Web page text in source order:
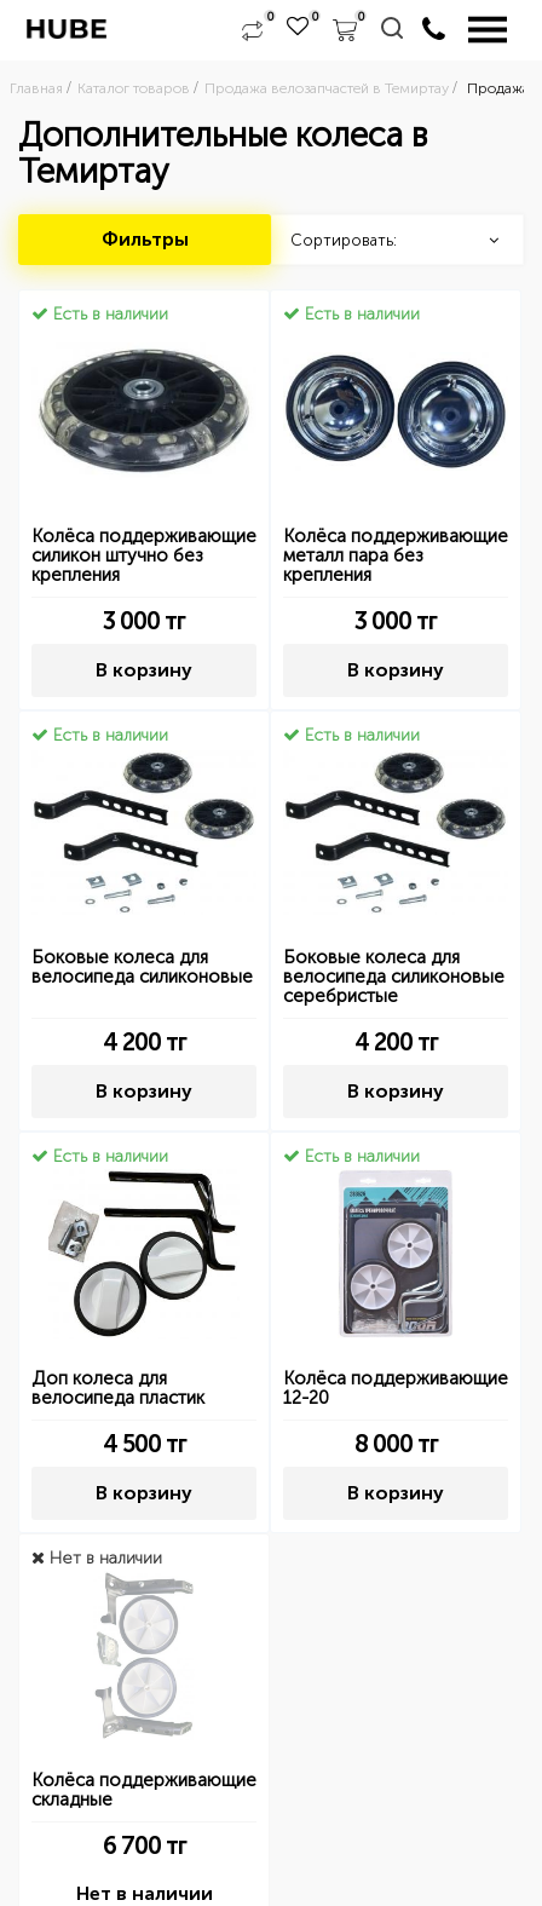
0 0 0
Главная Каталог товаров Продажа велозапчастей в Темиртау Продажа
Дополнительные колеса в
Темиртау
Фильтры Сортировать:
Есть в наличии
Колёса поддерживающие
силикон штучно без
крепления
3 000 тг
В корзину
Есть в наличии
Колёса поддерживающие
металл пара без
крепления
3 000 тг
В корзину
Есть в наличии
Боковые колеса для
велосипеда силиконовые
4 200тг
В корзину
Есть в наличии
Боковые колеса для
велосипеда силиконовые
серебристые
4 200тг
В корзину
Есть в наличии
Доп колеса для
велосипеда пластик
4 500тг
В корзину
Есть в наличии
Колёса поддерживающие
12-20
8 000тг
В корзину
Нет в наличии
Колёса поддерживающие
складные
6 700тг
Нет в наличии